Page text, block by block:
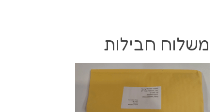
משלוח חבילות